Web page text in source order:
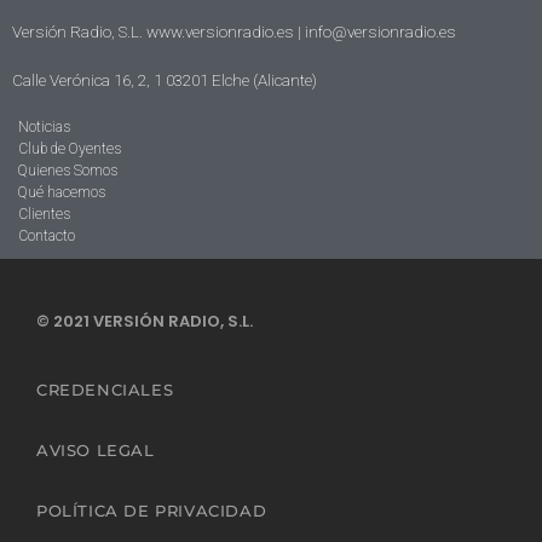
Versión Radio, S.L. www.versionradio.es | info@versionradio.es
Calle Verónica 16, 2, 1 03201 Elche (Alicante)
Noticias
Club de Oyentes
Quienes Somos
Qué hacemos
Clientes
Contacto
© 2021 VERSIÓN RADIO, S.L.
CREDENCIALES
AVISO LEGAL
POLÍTICA DE PRIVACIDAD